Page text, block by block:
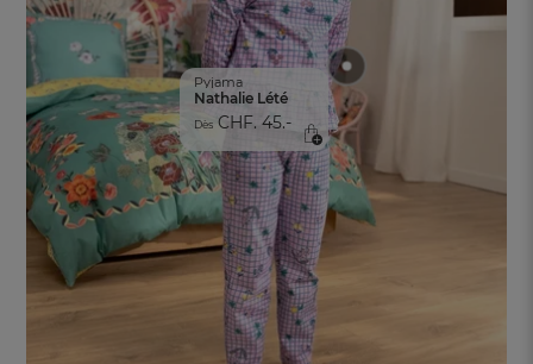
Pyjama
Nathalie Lété
Dès CHF. 45.-